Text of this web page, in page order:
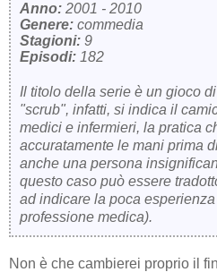
Anno: 2001 - 2010
Genere: commedia
Stagioni: 9
Episodi: 182
Il titolo della serie è un gioco
"scrub", infatti, si indica il
medici e infermieri, la pratica
accuratamente le mani prima
anche una persona
questo caso può essere
ad indicare la poca
professione medica).
Non è che cambierei proprio il